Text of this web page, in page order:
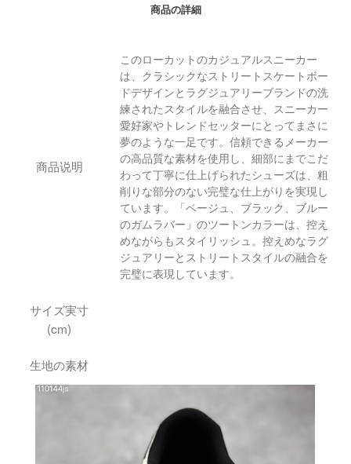
商品の詳細
商品说明
このローカットのカジュアルスニーカー
は、クラシックなストリートスケートボー
ドデザインとラグジュアリーブランドの洗
練されたスタイルを融合させ、スニーカー
愛好家やトレンドセッターにとってまさに
夢のような一足です。信頼できるメーカー
の高品質な素材を使用し、細部にまでこだ
わって丁寧に仕上げられたシューズは、粗
削りな部分のない完璧な仕上がりを実現し
ています。「ベージュ、ブラック、ブルー
のガムラバー」のツートンカラーは、控え
めながらもスタイリッシュ。控えめなラグ
ジュアリーとストリートスタイルの融合を
完璧に表現しています。
サイズ実寸
(cm)
生地の素材